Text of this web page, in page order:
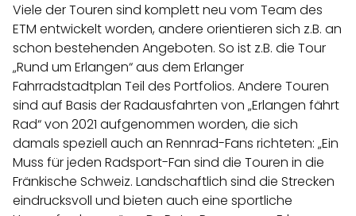
Viele der Touren sind komplett neu vom Team des
ETM entwickelt worden, andere orientieren sich z.B. an
schon bestehenden Angeboten. So ist z.B. die Tour
„Rund um Erlangen“ aus dem Erlanger
Fahrradstadtplan Teil des Portfolios. Andere Touren
sind auf Basis der Radausfahrten von „Erlangen fährt
Rad“ von 2021 aufgenommen worden, die sich
damals speziell auch an Rennrad-Fans richteten: „Ein
Muss für jeden Radsport-Fan sind die Touren in die
Fränkische Schweiz. Landschaftlich sind die Strecken
eindrucksvoll und bieten auch eine sportliche